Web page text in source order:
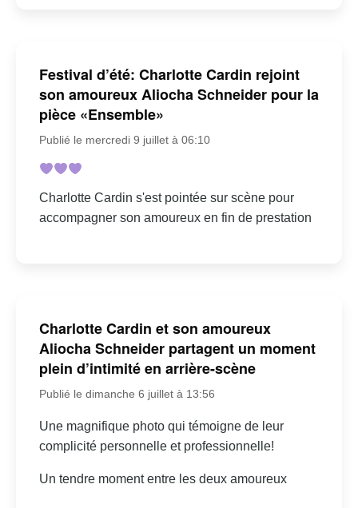
Festival d’été: Charlotte Cardin rejoint
son amoureux Aliocha Schneider pour la
pièce «Ensemble»
Publié le mercredi 9 juillet à 06:10
Charlotte Cardin s'est pointée sur scène pour
accompagner son amoureux en fin de prestation
Charlotte Cardin et son amoureux
Aliocha Schneider partagent un moment
plein d’intimité en arrière-scène
Publié le dimanche 6 juillet à 13:56
Une magnifique photo qui témoigne de leur
complicité personnelle et professionnelle!
Un tendre moment entre les deux amoureux